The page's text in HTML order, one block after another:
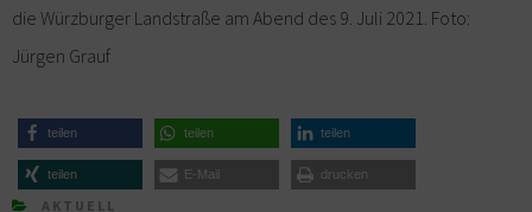
die Würzburger Landstraße am Abend des 9. Juli 2021. Foto:
Jürgen Grauf
teilen teilen teilen
teilen E-Mail drucken
AKTUELL